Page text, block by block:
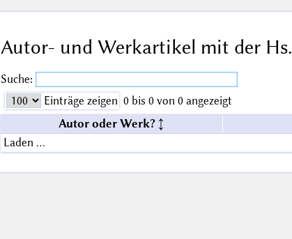
Autor- und Werkartikel mit der Hs.
Suche:
Einträge zeigen 0 bis 0 von 0 angezeigt
Autor oder Werk?
Laden …